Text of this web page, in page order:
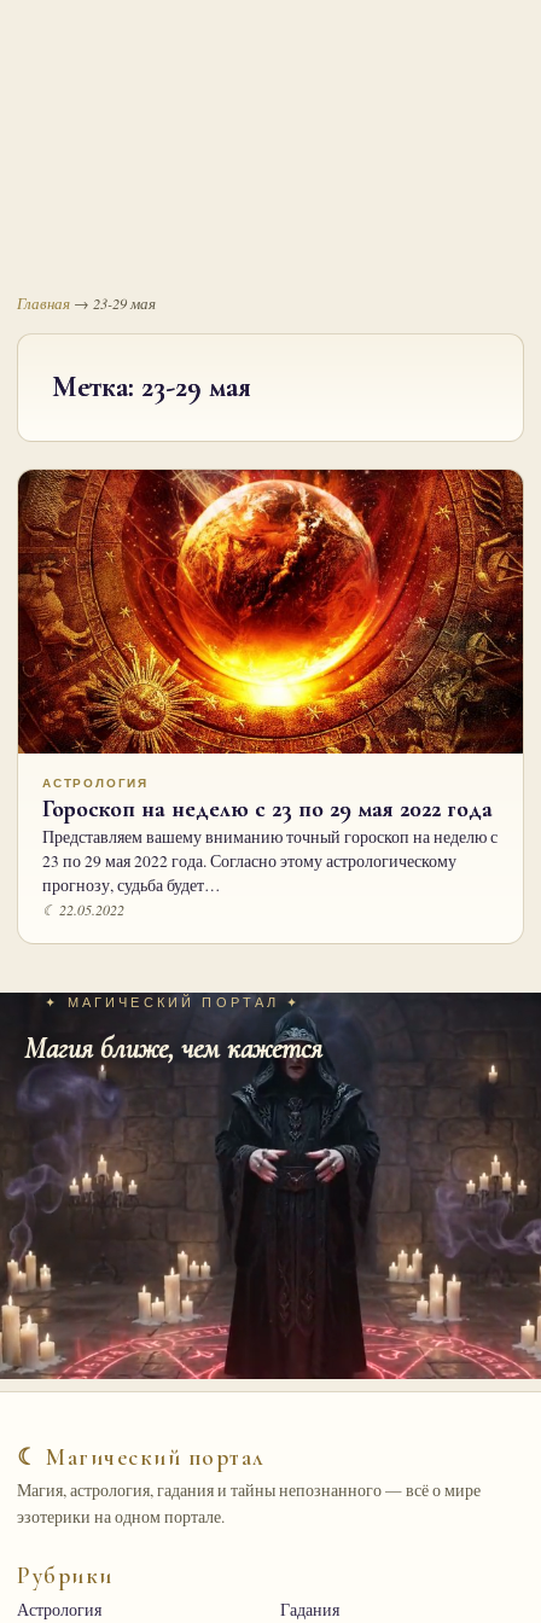
Главная → 23-29 мая
Метка: 23-29 мая
АСТРОЛОГИЯ
Гороскоп на неделю с 23 по 29 мая 2022 года
Представляем вашему вниманию точный гороскоп на неделю с
23 по 29 мая 2022 года. Согласно этому астрологическому
прогнозу, судьба будет…
☾ 22.05.2022
✦ МАГИЧЕСКИЙ ПОРТАЛ ✦
Магия ближе, чем кажется
☾ Магический портал
Магия, астрология, гадания и тайны непознанного — всё о мире
эзотерики на одном портале.
Рубрики
Астрология Гадания